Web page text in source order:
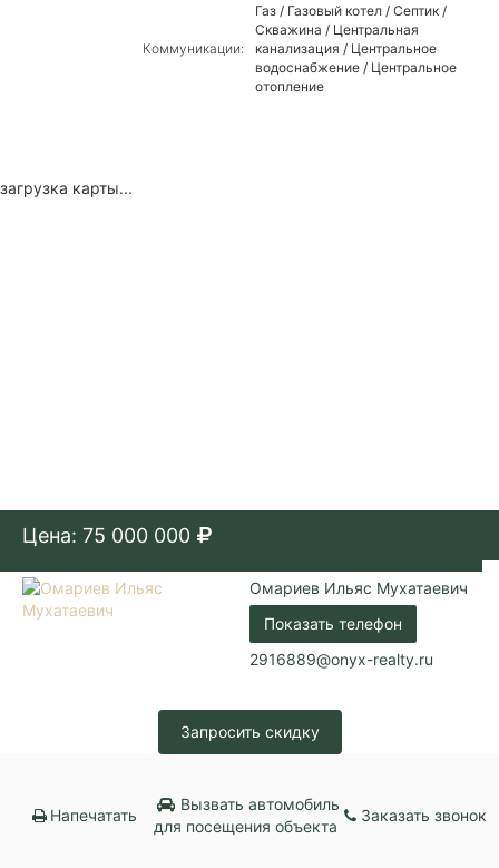
Коммуникации:
Газ / Газовый котел / Септик /
Скважина / Центральная
канализация / Центральное
водоснабжение / Центральное
отопление
загрузка карты...
Цена: 75 000 000
Омариев Ильяс Мухатаевич
Показать телефон
2916889@onyx-realty.ru
Запросить скидку
Напечатать
Вызвать автомобиль
для посещения объекта
Заказать звонок